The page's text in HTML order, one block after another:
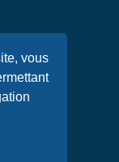
vous